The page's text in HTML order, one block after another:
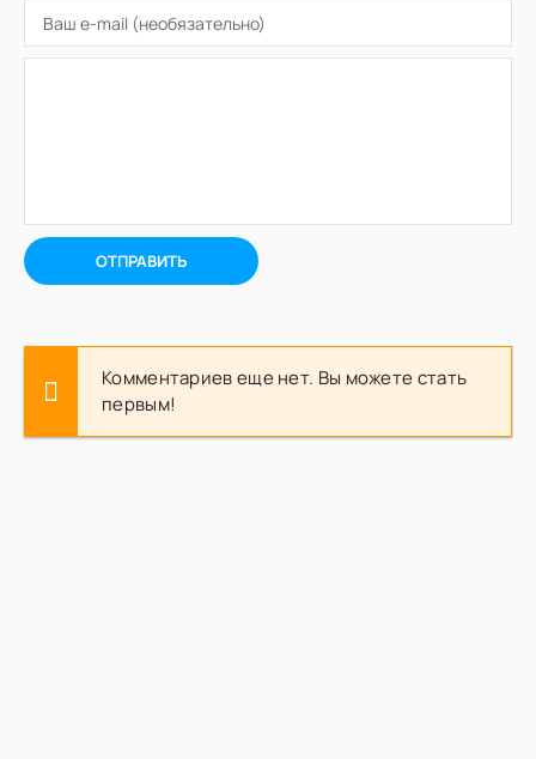
ОТПРАВИТЬ
Комментариев еще нет. Вы можете стать
первым!